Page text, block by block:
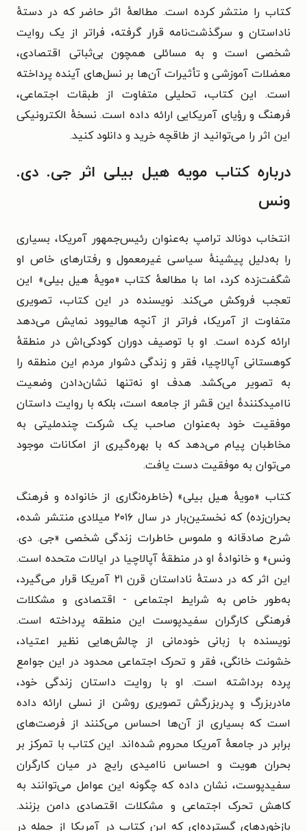
کتاب را منتشر کرده است. مطالعهٔ اثر حاضر که در دستهٔ
ناداستان و سرگذشت‌نامه قرار گرفته، فراتر از یک روایت
شخصی است و به مسائلی همچون بی‌ثباتی اقتصادی،
معضلات آموزشی و تأثیرات آن‌ها بر نسل‌های آینده پرداخته
است.
این کتاب، تحلیلی متفاوت از طبقات اجتماعی،
فرهنگ و رؤیای آمریکایی ارائه داده است. نسخهٔ الکترونیکی
این اثر را می‌توانید از طاقچه خرید و دانلود کنید.
درباره کتاب مویه هیل بیلی اثر جی. دی.
ونس
انتخاب دونالد ترامپ به‌عنوان رئیس‌جمهور آمریکا، بسیاری
را به‌دلیل پیشینهٔ سیاسی غیرمعمول و رفتارهای خاص او
شگفت‌زده کرد، اما با مطالعهٔ کتاب «مویهٔ هیل بیلی» این
تعجب فروکش می‌کند. نویسنده در این کتاب، تصویری
متفاوت از آمریکا، فراتر از آنچه هالیوود نمایش می‌دهد
ارائه کرده است. او با توصیف دوران کودکی‌اش در منطقهٔ
کوهستانی آپالاچیا، فقر و زندگی دشوار مردم این منطقه را
به تصویر می‌کشد. هدف او نه‌تنها نشان‌دادن وضعیت
ناامیدکنندهٔ این قشر از جامعه است، بلکه با روایت داستان
موفقیت خود به‌عنوان صاحب یک شرکت چندملیتی به
مخاطبان پیام می‌دهد که با بهره‌گیری از امکانات موجود
می‌توان به موفقیت دست یافت.
کتاب «مویهٔ هیل بیلی» (خاطره‌نگاری از خانواده و فرهنگ
بحران‌زده) که نخستین‌بار در سال ۲۰۱۶ میلادی منتشر شده،
شرح صادقانه و ملموسخاطرات زندگی شخصی «جی. دی.
ونس» و خانوادهٔ او در منطقهٔ آپالاچیا در ایالات متحده است.
این اثر که در دستهٔ ناداستان قرن ۲۱ آمریکا قرار می‌گیرد،
به‌طور خاص به شرایط اجتماعی - اقتصادی و مشکلات
فرهنگی کارگران سفیدپوست این منطقه پرداخته است.
نویسنده با زبانی خودمانی از چالش‌هایی نظیر اعتیاد،
خشونت خانگی، فقر و تحرک اجتماعی محدود در این جوامع
پرده برداشته است. او با روایت داستان زندگی خود،
مادربزرگ و پدربزرگش تصویری روشن از نسلی ارائه داده
است که بسیاری از آن‌ها احساس می‌کنند از فرصت‌های
برابر در جامعهٔ آمریکا محروم شده‌اند. این کتاب با تمرکز بر
بحران هویت و احساس ناامیدی رایج در میان کارگران
سفیدپوست، نشان داده که چگونه این عوامل می‌توانند به
کاهش تحرک اجتماعی و مشکلات اقتصادی دامن بزنند.
بازخوردهای گسترده‌ای که این کتاب در آمریکا از جمله در